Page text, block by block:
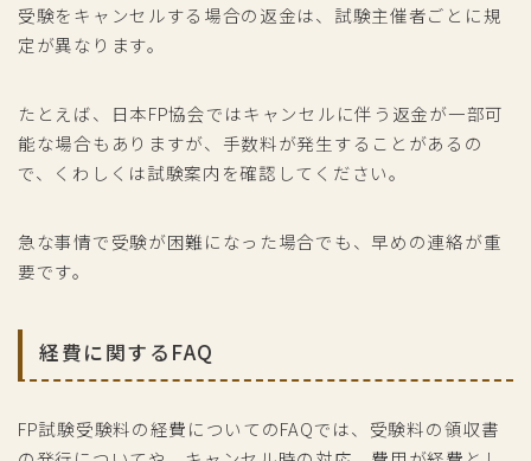
受験をキャンセルする場合の返金は、試験主催者ごとに規
定が異なります。
たとえば、日本FP協会ではキャンセルに伴う返金が一部可
能な場合もありますが、手数料が発生することがあるの
で、くわしくは試験案内を確認してください。
急な事情で受験が困難になった場合でも、早めの連絡が重
要です。
経費に関するFAQ
FP試験受験料の経費についてのFAQでは、受験料の領収書